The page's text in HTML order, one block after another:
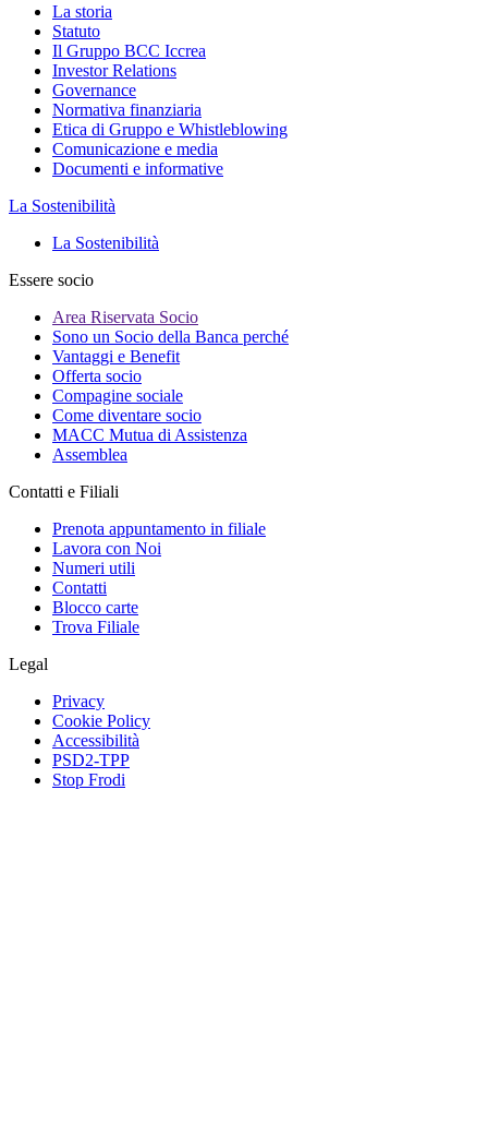
La storia
Statuto
Il Gruppo BCC Iccrea
Investor Relations
Governance
Normativa finanziaria
Etica di Gruppo e Whistleblowing
Comunicazione e media
Documenti e informative
La Sostenibilità
La Sostenibilità
Essere socio
Area Riservata Socio
Sono un Socio della Banca perché
Vantaggi e Benefit
Offerta socio
Compagine sociale
Come diventare socio
MACC Mutua di Assistenza
Assemblea
Contatti e Filiali
Prenota appuntamento in filiale
Lavora con Noi
Numeri utili
Contatti
Blocco carte
Trova Filiale
Legal
Privacy
Cookie Policy
Accessibilità
PSD2-TPP
Stop Frodi